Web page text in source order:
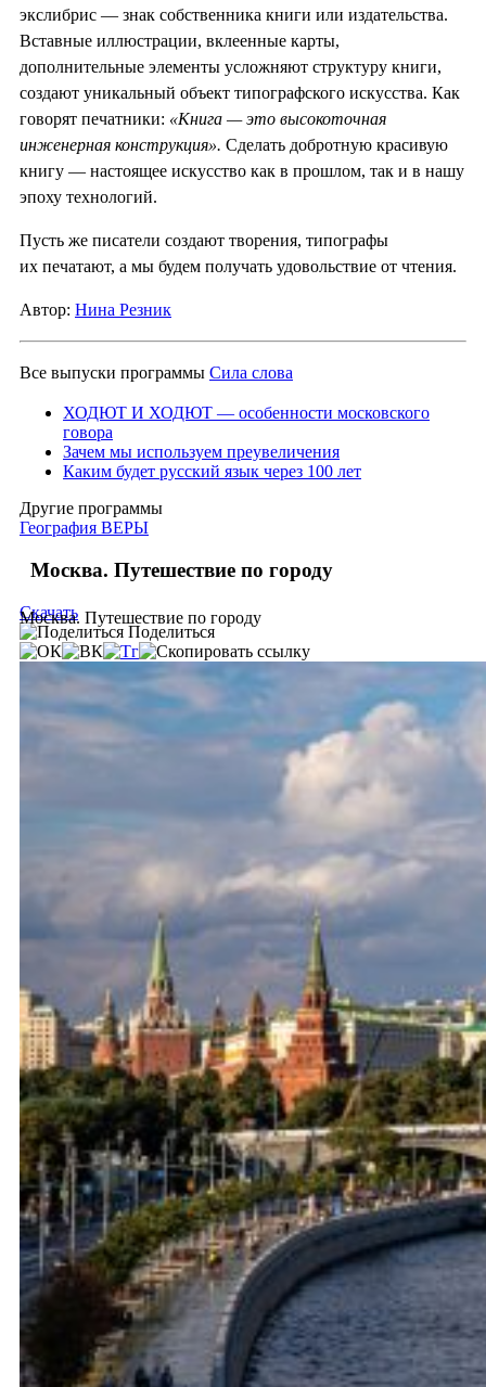
экслибрис — знак собственника книги или издательства.
Вставные иллюстрации, вклеенные карты,
дополнительные элементы усложняют структуру книги,
создают уникальный объект типографского искусства. Как
говорят печатники: «Книга — это высокоточная
инженерная конструкция». Сделать добротную красивую
книгу — настоящее искусство как в прошлом, так и в нашу
эпоху технологий.
Пусть же писатели создают творения, типографы
их печатают, а мы будем получать удовольствие от чтения.
Автор: Нина Резник
Все выпуски программы Сила слова
ХОДЮТ И ХОДЮТ — особенности московского
говора
Зачем мы используем преувеличения
Каким будет русский язык через 100 лет
Другие программы
География ВЕРЫ
Москва. Путешествие по городу
Москва. Путешествие по городу
Скачать
Поделиться